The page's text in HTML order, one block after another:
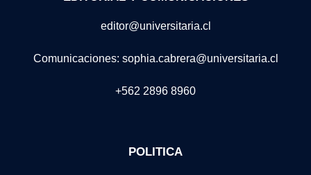
editor@universitaria.cl
Comunicaciones: sophia.cabrera@universitaria.cl
+562 2896 8960
POLITICA